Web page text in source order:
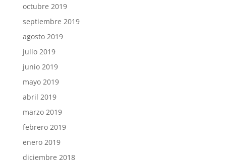
octubre 2019
septiembre 2019
agosto 2019
julio 2019
junio 2019
mayo 2019
abril 2019
marzo 2019
febrero 2019
enero 2019
diciembre 2018